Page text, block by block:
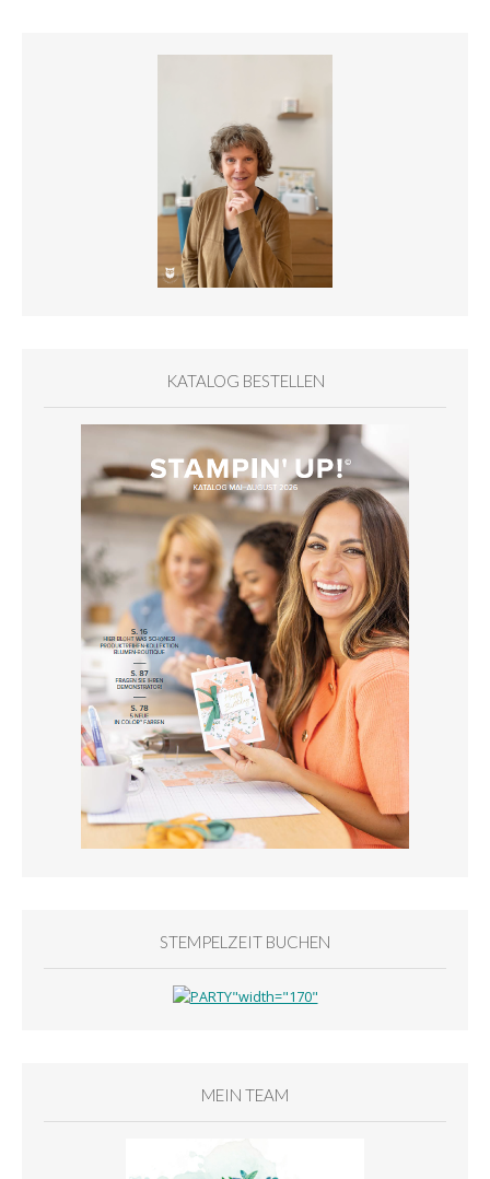
KATALOG BESTELLEN
STEMPELZEIT BUCHEN
MEIN TEAM